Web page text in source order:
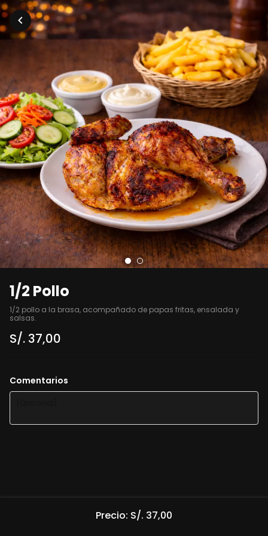
1/2 Pollo
1/2 pollo a la brasa, acompañado de papas fritas, ensalada y
salsas.
S/. 37,00
Comentarios
Precio: S/. 37,00